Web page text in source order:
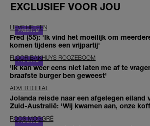
EXCLUSIEF VOOR JOU
LIEVE HELEEN
Fred (55): 'Ik vind het moeilijk om
komen tijdens een vrijpartij'
FLOOR BAKHUYS ROOZEBOOM
'Ik kan weer eens niet laten me af te
braafste burger ben geweest'
ADVERTORIAL
Jolanda reisde naar een afgelegen eiland
Zuid-Australië: 'Wij kwamen aan, onze
ROOS MOGGRÉ